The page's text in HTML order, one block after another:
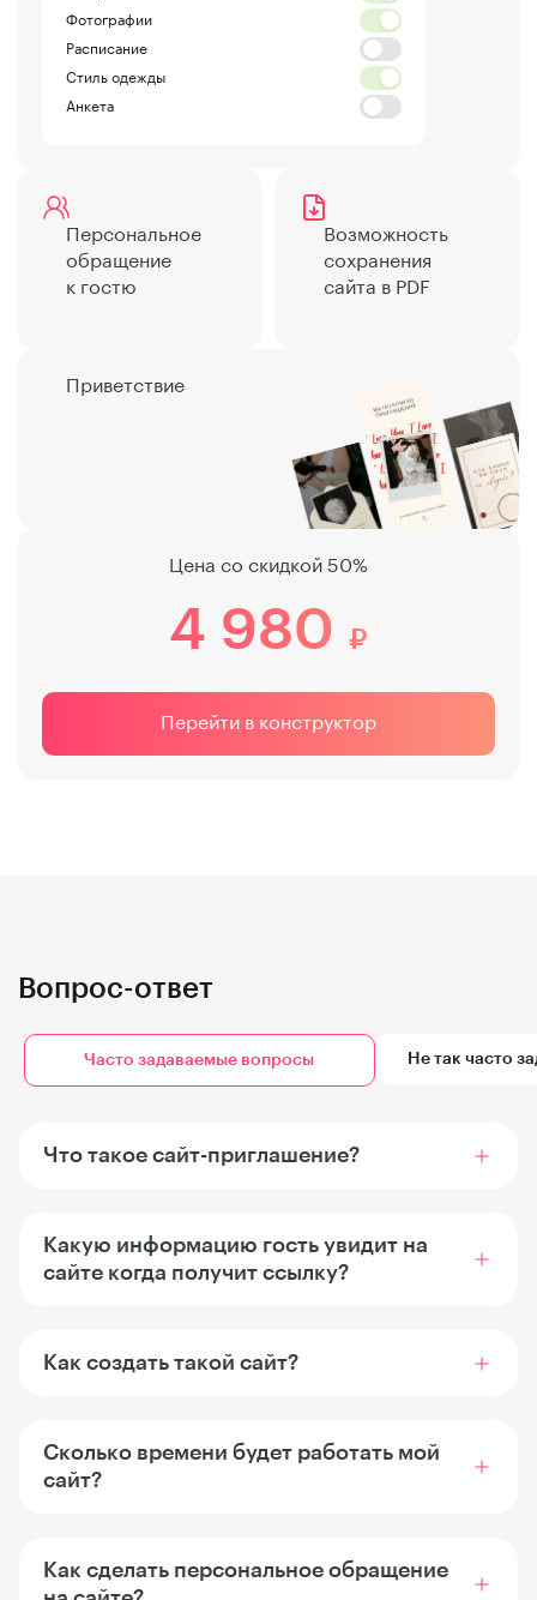
Фотографии
Расписание
Стиль одежды
Анкета
Персональное
обращение
к гостю
Возможность
сохранения
сайта в PDF
Приветствие
Цена со скидкой 50%
4 980 ₽
Перейти в конструктор
Вопрос-ответ
Часто задаваемые вопросы Не так часто
Что такое сайт-приглашение?
Какую информацию гость увидит на
сайте когда получит ссылку?
Как создать такой сайт?
Сколько времени будет работать мой
сайт?
Как сделать персональное обращение